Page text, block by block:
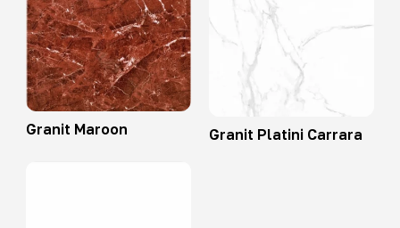
Granit Maroon Granit Platini Carrara